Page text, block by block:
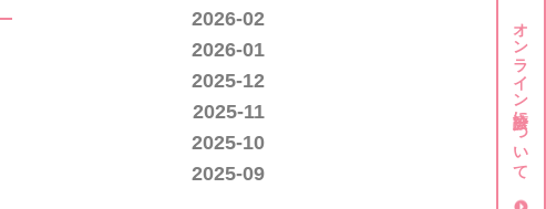
2026-02
2026-01
2025-12
2025-11
2025-10
2025-09
オンライン診療について